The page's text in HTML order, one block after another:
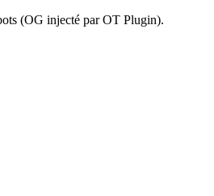
(OG injecté par OT Plugin).